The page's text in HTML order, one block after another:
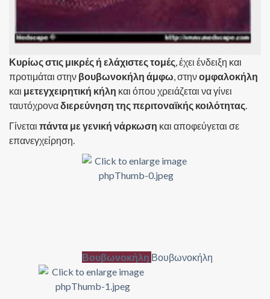
Κυρίως στις μικρές ή ελάχιστες τομές , έχει ένδειξη και
προτιμάται στην βουβωνοκήλη άμφω , στηνομφαλοκήλη
και μετεγχειρητική κήλη και όπου χρειάζεται να γίνει
ταυτόχροναδιερεύνηση της περιτοναϊκής κοιλότητας
Γίνεται πάντα με γενική νάρκωση και αποφεύγεται σε
επανεγχείρηση.
Βουβωνοκήλη Βουβωνοκήλη